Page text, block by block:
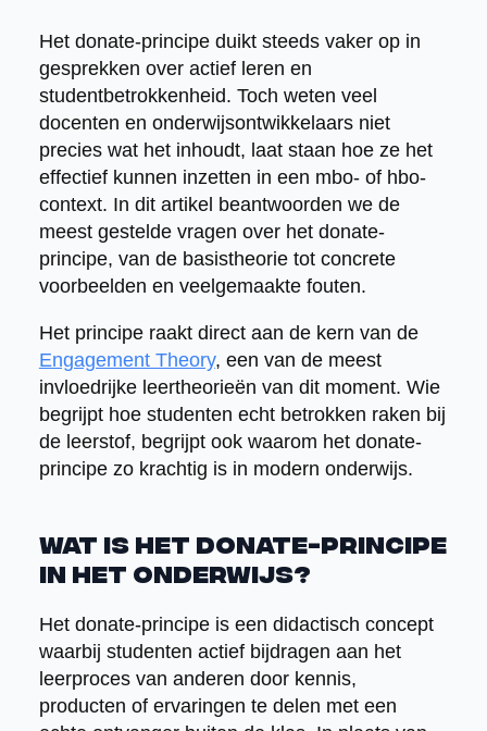
Het donate-principe duikt steeds vaker op in
gesprekken over actief leren en
studentbetrokkenheid. Toch weten veel
docenten en onderwijsontwikkelaars niet
precies wat het inhoudt, laat staan hoe ze het
effectief kunnen inzetten in een mbo- of hbo-
context. In dit artikel beantwoorden we de
meest gestelde vragen over het donate-
principe, van de basistheorie tot concrete
voorbeelden en veelgemaakte fouten.
Het principe raakt direct aan de kern van de
Engagement Theory, een van de meest
invloedrijke leertheorieën van dit moment. Wie
begrijpt hoe studenten echt betrokken raken bij
de leerstof, begrijpt ook waarom het donate-
principe zo krachtig is in modern onderwijs.
Wat is het donate-principe
in het onderwijs?
Het donate-principe is een didactisch concept
waarbij studenten actief bijdragen aan het
leerproces van anderen door kennis,
producten of ervaringen te delen met een